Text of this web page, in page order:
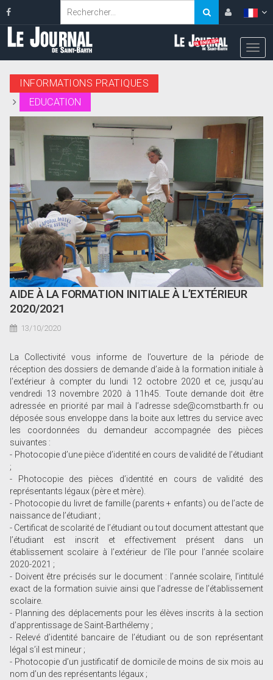
INFORMATIONS PRATIQUES
EDUCATION
AIDE À LA FORMATION INITIALE À L’EXTÉRIEUR
2020/2021
13/10/2020
La Collectivité vous informe de l’ouverture de la période de
réception des dossiers de demande d’aide à la formation initiale à
l’extérieur à compter du lundi 12 octobre 2020 et ce, jusqu’au
vendredi 13 novembre 2020 à 11h45. Toute demande doit être
adressée en priorité par mail à l’adresse sde@comstbarth.fr ou
déposée sous enveloppe dans la boite aux lettres du service avec
les coordonnées du demandeur accompagnée des pièces
suivantes :
- Photocopie d’une pièce d’identité en cours de validité de l’étudiant
;
- Photocopie des pièces d’identité en cours de validité des
représentants légaux (père et mère).
- Photocopie du livret de famille (parents + enfants) ou de l’acte de
naissance de l’étudiant ;
- Certificat de scolarité de l’étudiant ou tout document attestant que
l’étudiant est inscrit et effectivement présent dans un
établissement scolaire à l’extérieur de l’île pour l’année scolaire
2020-2021 ;
- Doivent être précisés sur le document : l’année scolaire, l’intitulé
exact de la formation suivie ainsi que l’adresse de l’établissement
scolaire.
- Planning des déplacements pour les élèves inscrits à la section
d’apprentissage de Saint-Barthélemy ;
- Relevé d’identité bancaire de l’étudiant ou de son représentant
légal s’il est mineur ;
- Photocopie d’un justificatif de domicile de moins de six mois au
nom d’un des représentants légaux ;